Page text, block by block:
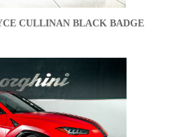
CULLINAN BLACK BADGE